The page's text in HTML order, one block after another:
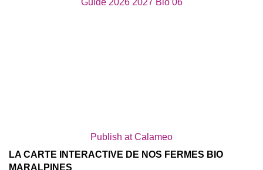
LA CARTE INTERACTIVE DE NOS FERMES BIO